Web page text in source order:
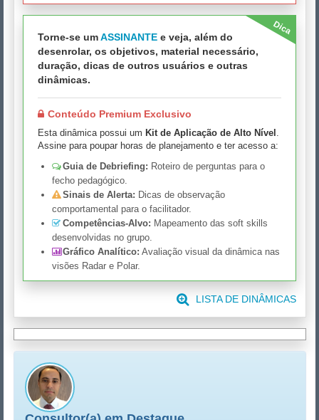
Dica
Torne-se umASSINANTE e veja, além do
desenrolar, os objetivos, material necessário,
duração, dicas de outros usuários e outras
dinâmicas.
Conteúdo Premium Exclusivo
Esta dinâmica possui um Kit de Aplicação de Alto Nível .
Assine para poupar horas de planejamento e ter acesso a:
Guia de Debriefing: Roteiro de perguntas para o
fecho pedagógico.
Sinais de Alerta: Dicas de observação
comportamental para o facilitador.
Competências-Alvo: Mapeamento das soft skills
desenvolvidas no grupo.
Gráfico Analítico: Avaliação visual da dinâmica nas
visões Radar e Polar.
LISTA DE DINÂMICAS